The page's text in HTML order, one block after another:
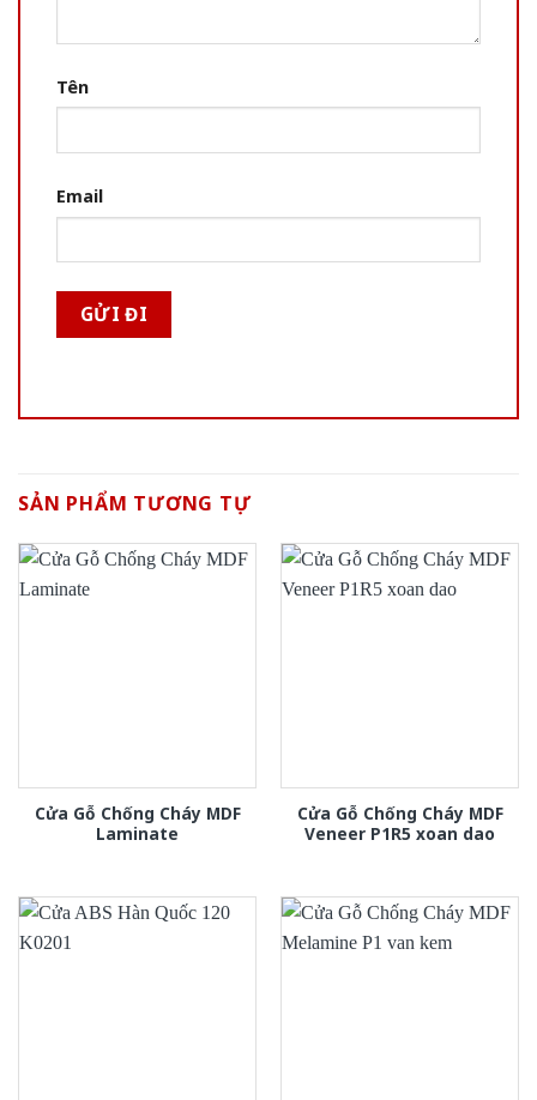
Tên
Email
SẢN PHẨM TƯƠNG TỰ
Cửa Gỗ Chống Cháy MDF
Laminate
Cửa Gỗ Chống Cháy MDF
Veneer P1R5 xoan dao